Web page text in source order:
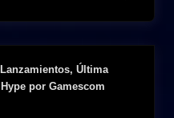
Última
por Gamescom